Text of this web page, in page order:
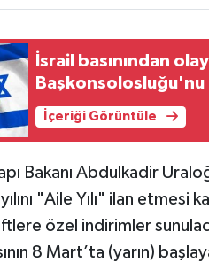
İsrail basınından
Başkonsolosluğu'nu
İçeriği Görüntüle
Bakanı Abdulkadir
"Aile Yılı" ilan
özel indirimler
8 Mart’ta (yarın)